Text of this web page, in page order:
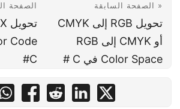
« الصفحة السابقة
تحويل RGB إلى CMYK
أو CMYK إلى RGB
Color Space في C #
الصفحة
C#